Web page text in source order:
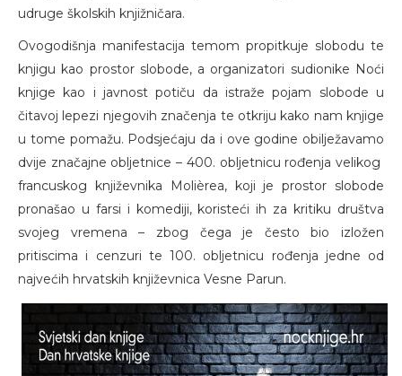
udruge školskih knjižničara.
Ovogodišnja manifestacija temom propitkuje slobodu te
knjigu kao prostor slobode, a organizatori sudionike Noći
knjige kao i javnost potiču da istraže pojam slobode u
čitavoj lepezi njegovih značenja te otkriju kako nam knjige
u tome pomažu. Podsjećaju da i ove godine obilježavamo
dvije značajne obljetnice – 400. obljetnicu rođenja velikog
francuskog književnika Molièrea, koji je prostor slobode
pronašao u farsi i komediji, koristeći ih za kritiku društva
svojeg vremena – zbog čega je često bio izložen
pritiscima i cenzuri te 100. obljetnicu rođenja jedne od
najvećih hrvatskih književnica Vesne Parun.